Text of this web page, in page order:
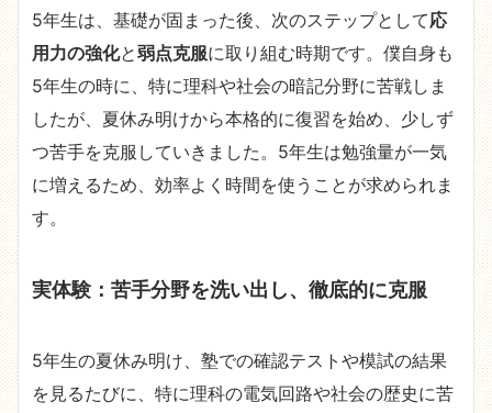
5年生は、基礎が固まった後、次のステップとして応
用力の強化と弱点克服に取り組む時期です。僕自身も
5年生の時に、特に理科や社会の暗記分野に苦戦しま
したが、夏休み明けから本格的に復習を始め、少しず
つ苦手を克服していきました。5年生は勉強量が一気
に増えるため、効率よく時間を使うことが求められま
す。
実体験：苦手分野を洗い出し、徹底的に克服
5年生の夏休み明け、塾での確認テストや模試の結果
を見るたびに、特に理科の電気回路や社会の歴史に苦